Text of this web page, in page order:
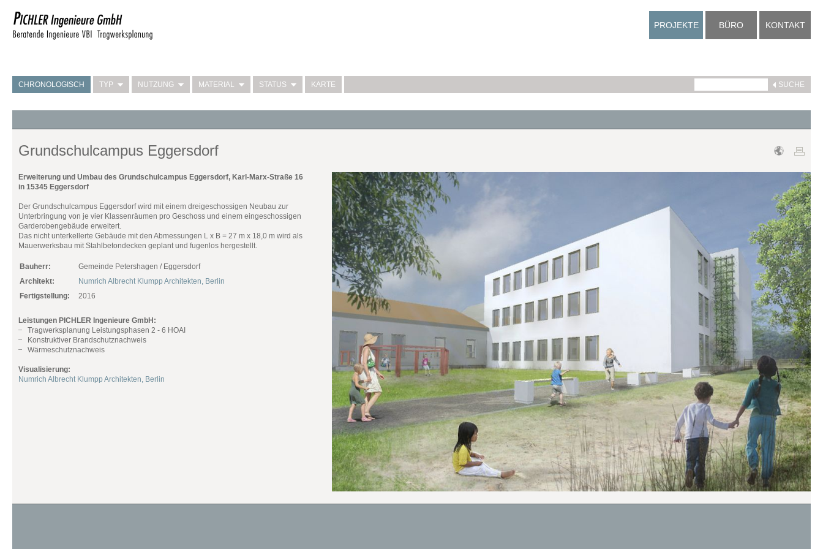
PROJEKTE
CHRONOLOGISCH TYP NUTZUNG MATERIAL STATUS KARTE
BÜRO KONTAKT
Grundschulcampus Eggersdorf
Erweiterung und Umbau des Grundschulcampus Eggersdorf, Karl-Marx-Straße 16
in 15345 Eggersdorf
Der Grundschulcampus Eggersdorf wird mit einem dreigeschossigen Neubau zur
Unterbringung von je vier Klassenräumen pro Geschoss und einem eingeschossigen
Garderobengebäude erweitert.
Das nicht unterkellerte Gebäude mit den Abmessungen L x B = 27 m x 18,0 m wird als
Mauerwerksbau mit Stahlbetondecken geplant und fugenlos hergestellt.
Bauherr:
Gemeinde Petershagen / Eggersdorf
Architekt:
Numrich Albrecht Klumpp Architekten, Berlin
Fertigstellung:
2016
Leistungen PICHLER Ingenieure GmbH:
Tragwerksplanung Leistungsphasen 2 - 6 HOAI
Konstruktiver Brandschutznachweis
Wärmeschutznachweis
Visualisierung:
Numrich Albrecht Klumpp Architekten, Berlin